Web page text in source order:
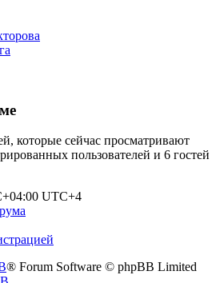
которые сейчас просматривают
пользователей и 6 гостей
UTC+4
® Forum Software © phpBB Limited